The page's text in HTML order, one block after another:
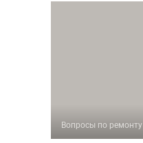
Вопросы по ремонту